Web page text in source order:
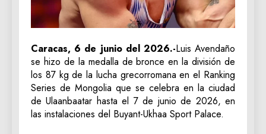
Caracas, 6 de junio del 2026.-Luis Avendaño
se hizo de la medalla de bronce en la división de
los 87 kg de la lucha grecorromana en el Ranking
Series de Mongolia que se celebra en la ciudad
de Ulaanbaatar hasta el 7 de junio de 2026, en
las instalaciones del Buyant-Ukhaa Sport Palace.